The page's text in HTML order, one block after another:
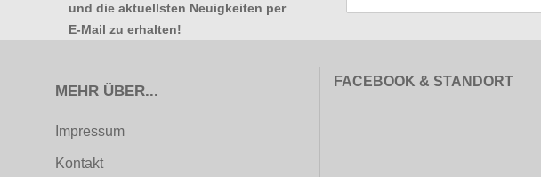
und die aktuellsten Neuigkeiten per
E-Mail zu erhalten!
MEHR ÜBER...
Impressum
Kontakt
FACEBOOK & STANDORT